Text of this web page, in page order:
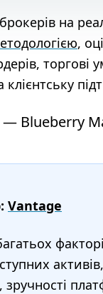
на
,
торгові
Blueberry
Vantage